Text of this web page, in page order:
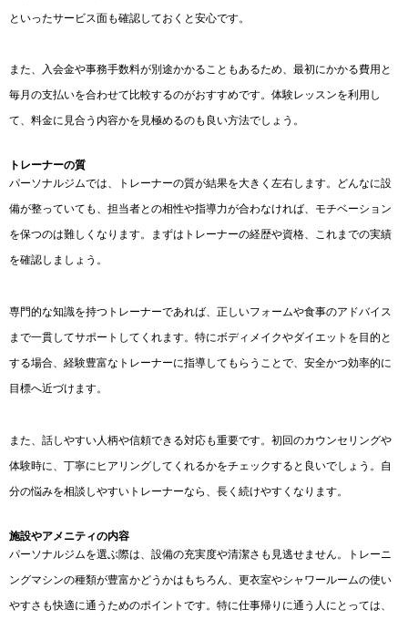
といったサービス面も確認しておくと安心です。
また、入会金や事務手数料が別途かかることもあるため、最初にかかる費用と
毎月の支払いを合わせて比較するのがおすすめです。体験レッスンを利用し
て、料金に見合う内容かを見極めるのも良い方法でしょう。
トレーナーの質
パーソナルジムでは、トレーナーの質が結果を大きく左右します。どんなに設
備が整っていても、担当者との相性や指導力が合わなければ、モチベーション
を保つのは難しくなります。まずはトレーナーの経歴や資格、これまでの実績
を確認しましょう。
専門的な知識を持つトレーナーであれば、正しいフォームや食事のアドバイス
まで一貫してサポートしてくれます。特にボディメイクやダイエットを目的と
する場合、経験豊富なトレーナーに指導してもらうことで、安全かつ効率的に
目標へ近づけます。
また、話しやすい人柄や信頼できる対応も重要です。初回のカウンセリングや
体験時に、丁寧にヒアリングしてくれるかをチェックすると良いでしょう。自
分の悩みを相談しやすいトレーナーなら、長く続けやすくなります。
施設やアメニティの内容
パーソナルジムを選ぶ際は、設備の充実度や清潔さも見逃せません。トレーニ
ングマシンの種類が豊富かどうかはもちろん、更衣室やシャワールームの使い
やすさも快適に通うためのポイントです。特に仕事帰りに通う人にとっては、